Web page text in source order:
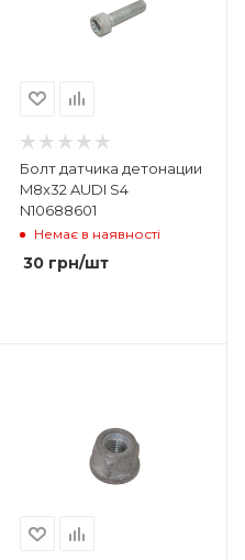
Болт датчика детонации
M8x32 AUDI S4
N10688601
Немає в наявності
30грн/шт